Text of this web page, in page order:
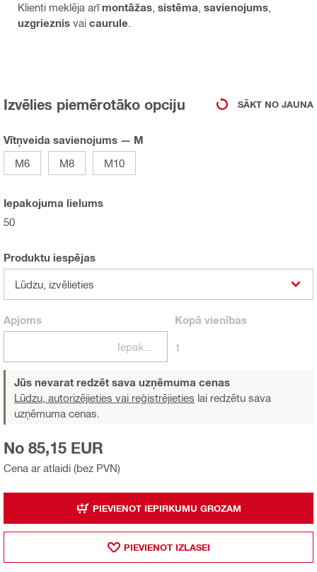
Klienti meklēja arī montāžas sistēma savienojums
uzgrieznis vai caurule
Izvēlies piemērotāko opciju SĀKT NO JAUNA
Vītņveida savienojums — M
M6
M8 M10
Iepakojuma lielums
50
Produktu iespējas
Lūdzu, izvēlieties
Apjoms Kopā vienības
1
Jūs nevarat redzēt sava uzņēmuma cenas
Lūdzu, autorizējieties vai reģistrējieties lai redzētu sava
uzņēmuma cenas.
Cena ar atlaidi (bez PVN)
No 85,15 EUR
PIEVIENOT IEPIRKUMU GROZAM
PIEVIENOT IZLASEI